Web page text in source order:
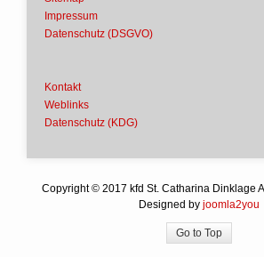
Impressum
Datenschutz (DSGVO)
Kontakt
Weblinks
Datenschutz (KDG)
Copyright © 2017 kfd St. Catharina Dinklage
Designed by joomla2you
Go to Top